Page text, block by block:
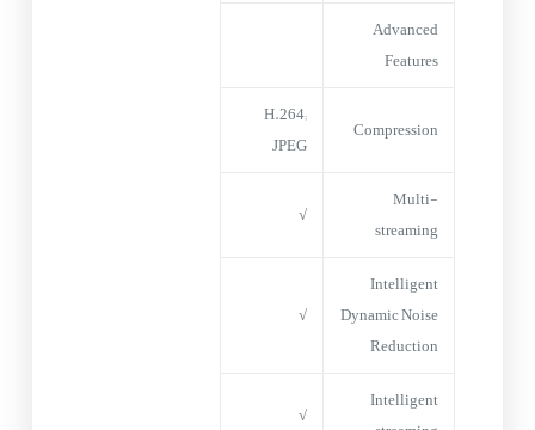
Advanced
Features
Compression
H.264;
JPEG
Multi-
streaming
√
Intelligent
Dynamic Noise
Reduction
√
Intelligent
√